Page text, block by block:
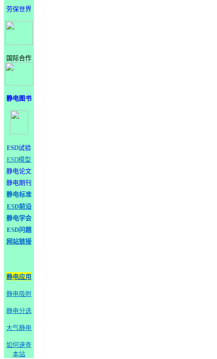
劳保世界
国际合作
静电图书
ESD试验
ESD模型
静电论文
静电期刊
静电标准
ESD前沿
静电学会
ESD问题
网站链接
静电应用
静电吸附
静电分选
大气静电
如何速查
本站